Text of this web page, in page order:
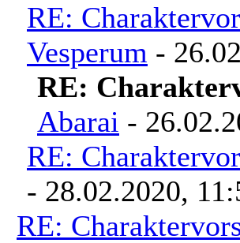
RE:
Vesperum -
RE:
Abarai -
RE:
- 28.02.2020,
RE: